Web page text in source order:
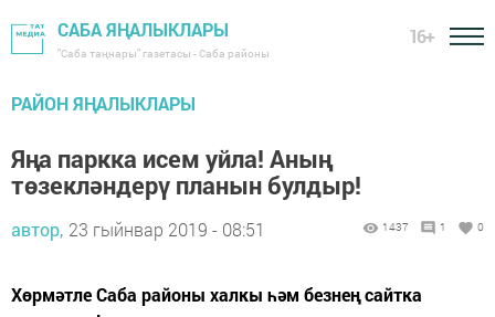
САБА ЯҢАЛЫКЛАРЫ
"Саба таңнары" газетасы - Саба районы
16+
РАЙОН ЯҢАЛЫКЛАРЫ
Яңа паркка исем уйла! Аның
төзекләндерү планын булдыр!
автор, 23 гыйнвар 2019 - 08:51 1437 1 0
Хөрмәтле Саба районы халкы һәм безнең сайтка